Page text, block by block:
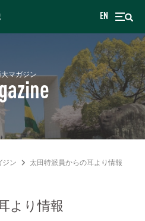
EN
マガジン
ジン 太田特派員からの耳より情報
より情報